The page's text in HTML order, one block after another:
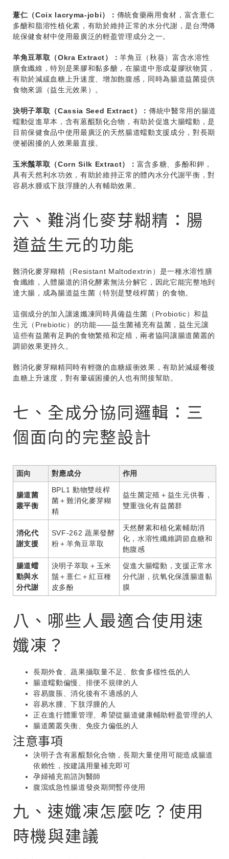
薏仁（Coix lacryma-jobi）： 傳統食藥兩用食材，富含薏仁
多醣和脂溶性植化素，有助於維持正常的水分代謝，是台灣傳
統保健食材中使用最廣泛的輕盈管理成分之一。
羊角豆萃取（Okra Extract）：羊角豆（秋葵）富含水溶性
膳食纖維，特別是果膠和黏多醣，在腸道中形成凝膠狀物質，
有助於減緩血糖上升速度、增加飽腹感，同時為腸道益菌提供
食物來源（益生元效果）。
決明子萃取（Cassia Seed Extract）： 傳統中醫常用的腸道
蠕動促進草本，含有蒽醌類化合物，有助於促進大腸蠕動，是
目前保健食品中使用最廣泛的天然腸道蠕動支援成分，對長期
便祕困擾的人效果最直接。
玉米鬚萃取（Corn Silk Extract）： 富含多糖、多酚和鉀，
具有天然利水功效，有助於維持正常的體內水分代謝平衡，對
容易水腫或下肢浮腫的人有輔助效果。
六、難消化麥芽糊精：腸
道益生元的功能
難消化麥芽糊精（Resistant Maltodextrin）是一種水溶性膳
食纖維，人體腸道的消化酵素無法分解它，因此它能完整地到
達大腸，成為腸道益生菌（特別是雙歧桿菌）的食物。
這個成分的加入讓速孅凍同時具備益生菌（Probiotic）和益
生元（Prebiotic）的功能——益生菌補充有益菌，益生元讓
這些有益菌有足夠的食物繁殖和定殖，兩者協同讓腸道菌叢的
調節效果更持久。
難消化麥芽糊精同時有輕微的血糖緩衝效果，有助於減緩餐後
血糖上升速度，對有暈碳困擾的人也有間接幫助。
七、全成分協同邏輯：三
個面向的完整設計
面向 對應成分 作用
腸道菌
叢平衡
BPL1 動物雙歧桿
菌＋難消化麥芽糊
精
益生菌定殖＋益生元供養，
雙重強化有益菌群
消化代
謝支援
SVF-262 蔬果發酵
粉＋羊角豆萃取
天然酵素和植化素輔助消
化，水溶性纖維調節血糖和
飽腹感
腸道蠕
動與水
分代謝
決明子萃取＋玉米
鬚＋薏仁＋紅豆種
皮多酚
促進大腸蠕動，支援正常水
分代謝，抗氧化保護腸道黏
膜
八、哪些人最適合使用速
孅凍？
長期外食、蔬果攝取量不足、飲食多樣性低的人
腸道蠕動偏慢、排便不規律的人
容易腹脹、消化後有不適感的人
容易水腫、下肢浮腫的人
正在進行體重管理、希望從腸道健康輔助輕盈管理的人
腸道菌叢失衡、免疫力偏低的人
注意事項
決明子含有蒽醌類化合物，長期大量使用可能造成腸道
依賴性，按建議用量補充即可
孕婦補充前諮詢醫師
腹瀉或急性腸道發炎期間暫停使用
九、速孅凍怎麼吃？使用
時機與建議